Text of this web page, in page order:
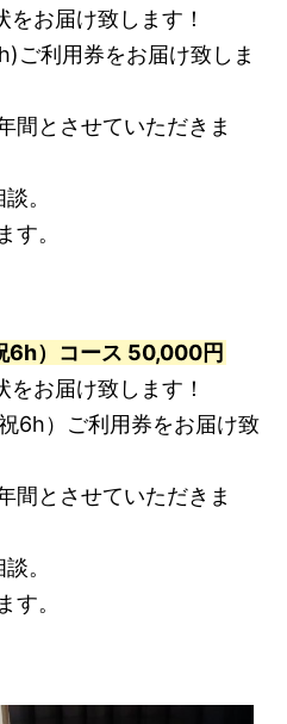
お届け致します！
ご利用券をお届け致しま
間とさせていただきま
。
す。
6h）コース 50,000円
お届け致します！
6h）ご利用券をお届け致
間とさせていただきま
。
す。